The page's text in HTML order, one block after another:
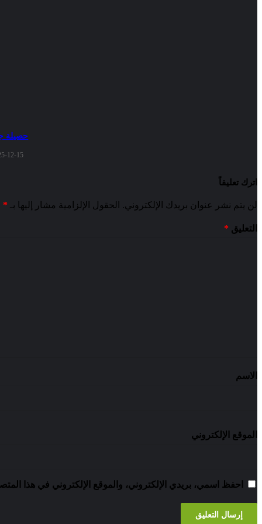
حصيلة
12-15
اترك تعليقاً
لن يتم نشر عنوان بريدك الإلكتروني. الحقول الإلزامية مشار إليها بـ *
التعليق *
الاسم
الموقع الإلكتروني
احفظ اسمي، بريدي الإلكتروني، والموقع الإلكتروني في هذا